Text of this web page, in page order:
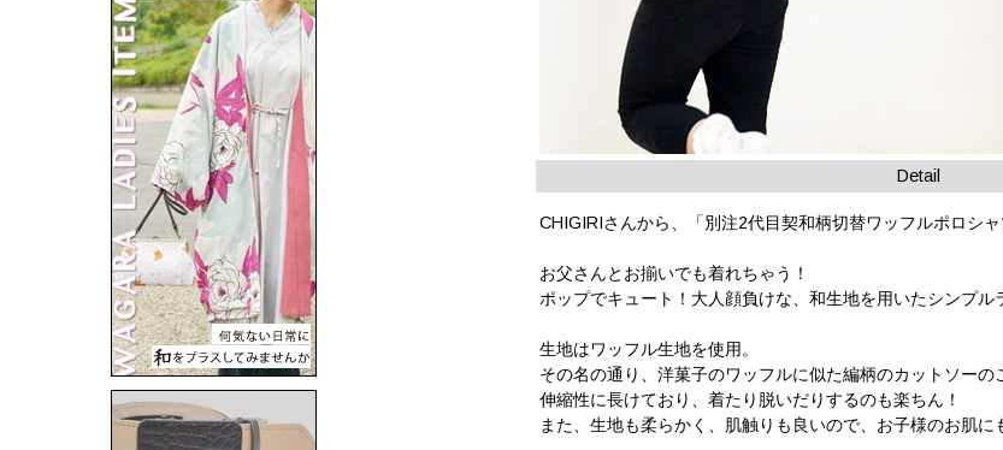
Detail
CHIGIRIさんから、「別注2代目契和柄切替ワッフルポロシャ
お父さんとお揃いでも着れちゃう！
ポップでキュート！大人顔負けな、和生地を用いたシンプ
生地はワッフル生地を使用。
その名の通り、洋菓子のワッフルに似た編柄のカットソーの
伸縮性に長けており、着たり脱いだりするのも楽ちん！
また、生地も柔らかく、肌触りも良いので、お子様のお肌に